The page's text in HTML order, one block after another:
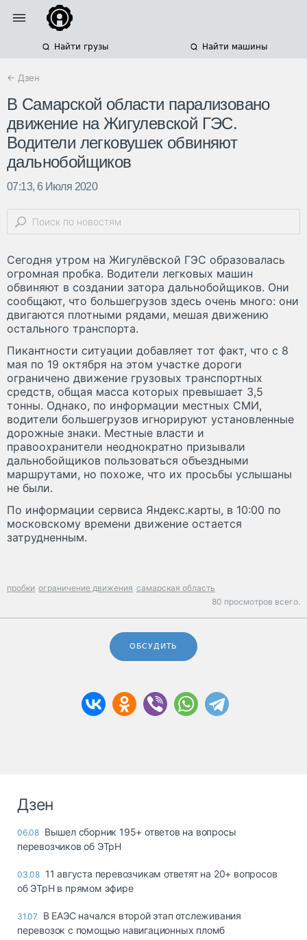
Найти грузы Найти машины
← Дзен
В Самарской области парализовано
движение на Жигулевской ГЭС.
Водители легковушек обвиняют
дальнобойщиков
07:13, 6 Июля 2020
Сегодня утром на Жигулёвской ГЭС образовалась
огромная пробка. Водители легковых машин
обвиняют в создании затора дальнобойщиков. Они
сообщают, что большегрузов здесь очень много: они
двигаются плотными рядами, мешая движению
остального транспорта.
Пикантности ситуации добавляет тот факт, что с 8
мая по 19 октября на этом участке дороги
ограничено движение грузовых транспортных
средств, общая масса которых превышает 3,5
тонны. Однако, по информации местных СМИ,
водители большегрузов игнорируют установленные
дорожные знаки. Местные власти и
правоохранители неоднократно призывали
дальнобойщиков пользоваться объездными
маршрутами, но похоже, что их просьбы услышаны
не были.
По информации сервиса Яндекс.карты, в 10:00 по
московскому времени движение остается
затрудненным.
пробки ограничение движения самарская область
80 просмотров всего.
ОБСУДИТЬ
Дзен
06.08 Вышел сборник 195+ ответов на вопросы
перевозчиков об ЭТрН
03.08 11 августа перевозчикам ответят на 20+ вопросов
об ЭТрН в прямом эфире
31.07
В ЕАЭС начался второй этап отслеживания
перевозок с помощью навигационных пломб